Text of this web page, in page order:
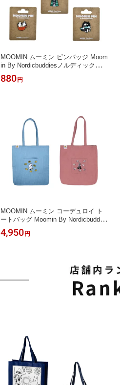
MOOMIN ムーミン ピンバッジ Moom
in By Nordicbuddiesノルディックバデ
ィズ ピンブローチ アングリームーミ
ン おしゃれ かわいい 北欧 プレゼン
880 円
MOOMIN ムーミン コーデュロイ ト
ートバッグ Moomin By Nordicbuddies
ノルディックバディズ かわいい おし
ゃれ 雑貨 北欧雑貨 プレゼント 誕生
4,950 円